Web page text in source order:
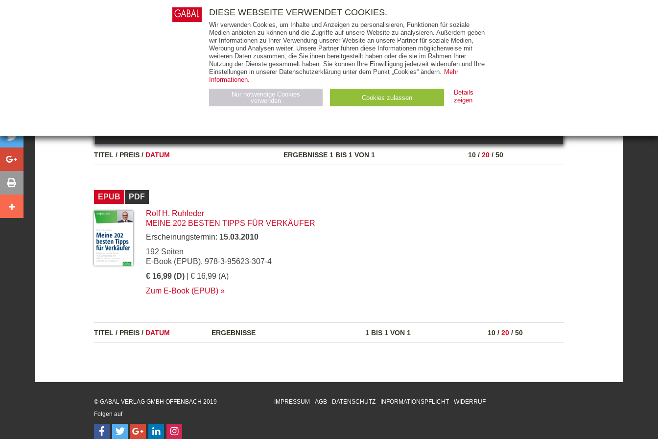
AUSGABEART AUS DER REIHE ZUM THEMA
TITEL / PREIS / DATUM ERGEBNISSE1 BIS 1 VON 1 10 / 20 / 50
EPUB
PDF
Rolf H. Ruhleder
MEINE 202 BESTEN TIPPS FÜR VERKÄUFER
Erscheinungstermin: 15.03.2010
192 Seiten
E-Book (EPUB), 978-3-95623-307-4
€ 16,99 (D) | € 16,99 (A)
Zum E-Book (EPUB)
TITEL / PREIS / DATUM ERGEBNISSE 1 BIS 1 VON 1 10 / 20 / 50
E-BOOKS AUDIO-CDS MP3 NON-BOOKS
THEMEN AUTOREN VERLAG
RIGHTS PRESSE HANDEL FÜR UNTERNEHMEN
IMPRESSUM AGB DATENSCHUTZ INFORMATIONSPFLICHT WIDERRUF
© GABAL VERLAG GMBH OFFENBACH 2019
Folgen auf
DIESE WEBSEITE VERWENDET COOKIES.
Wir verwenden Cookies, um Inhalte und Anzeigen zu personalisieren, Funktionen für soziale
Medien anbieten zu können und die Zugriffe auf unsere Website zu analysieren. Außerdem geben
wir Informationen zu Ihrer Verwendung unserer Website an unsere Partner für soziale Medien,
Werbung und Analysen weiter. Unsere Partner führen diese Informationen möglicherweise mit
weiteren Daten zusammen, die Sie ihnen bereitgestellt haben oder die sie im Rahmen Ihrer
Nutzung der Dienste gesammelt haben. Sie können Ihre Einwilligung jederzeit widerrufen und Ihre
Einstellungen in unserer Datenschutzerklärung unter dem Punkt „Cookies“ ändern. Mehr
Informationen.
Nur notwendige Cookies
verwenden
Cookies zulassen
Details
zeigen
Name Anbieter Zweck Ablauf
Typ
Wird für die Speicherung der Benutzer-Session verwendet HTTP